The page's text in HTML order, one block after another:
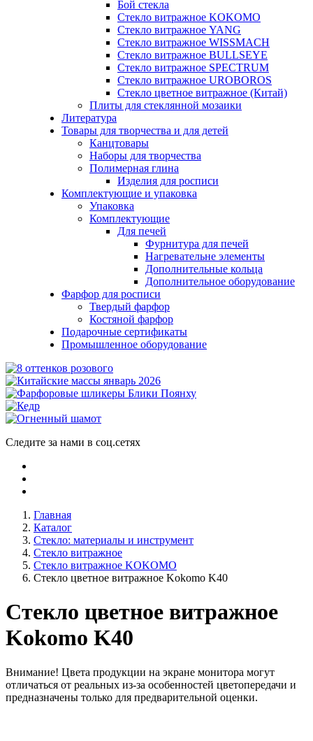
Бой стекла
Стекло витражное KOKOMO
Стекло витражное YANG
Стекло витражное WISSMACH
Стекло витражное BULLSEYE
Стекло витражное SPECTRUM
Стекло витражное UROBOROS
Стекло цветное витражное (Китай)
Плиты для стеклянной мозаики
Литература
Товары для творчества и для детей
Канцтовары
Наборы для творчества
Полимерная глина
Изделия для росписи
Комплектующие и упаковка
Упаковка
Комплектующие
Для печей
Фурнитура для печей
Нагревательне элементы
Дополнительные кольца
Дополнительное оборудование
Фарфор для росписи
Твердый фарфор
Костяной фарфор
Подарочные сертификаты
Промышленное оборудование
Следите за нами в соц.сетях
Главная
Каталог
Стекло: материалы и инструмент
Стекло витражное
Стекло витражное KOKOMO
Стекло цветное витражное Kokomo K40
Стекло цветное витражное
Kokomo K40
Внимание! Цвета продукции на экране монитора могут
отличаться от реальных из-за особенностей цветопередачи и
предназначены только для предварительной оценки.